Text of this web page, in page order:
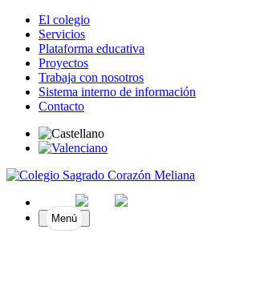
El colegio
Servicios
Plataforma educativa
Proyectos
Trabaja con nosotros
Sistema interno de información
Contacto
Menú